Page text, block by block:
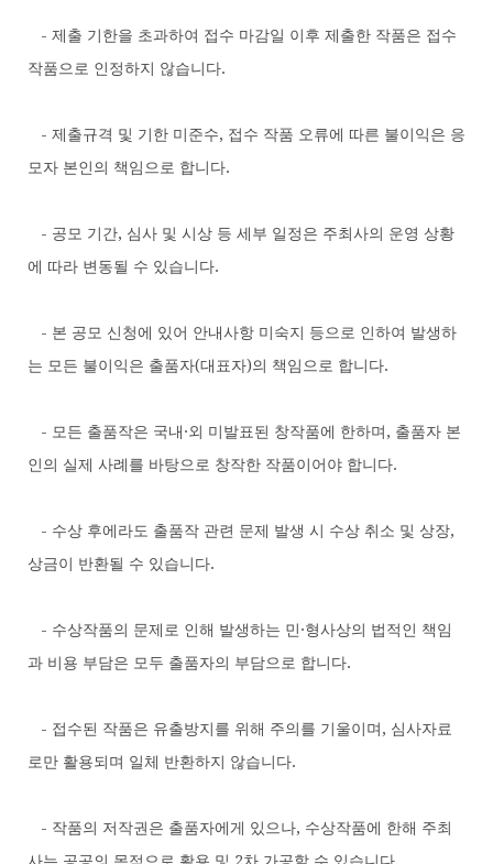
- 제출 기한을 초과하여 접수 마감일 이후 제출한 작품은 접수
작품으로 인정하지 않습니다.
- 제출규격 및 기한 미준수, 접수 작품 오류에 따른 불이익은 응
모자 본인의 책임으로 합니다.
- 공모 기간, 심사 및 시상 등 세부 일정은 주최사의 운영 상황
에 따라 변동될 수 있습니다.
- 본 공모 신청에 있어 안내사항 미숙지 등으로 인하여 발생하
는 모든 불이익은 출품자(대표자)의 책임으로 합니다.
- 모든 출품작은 국내·외 미발표된 창작품에 한하며, 출품자 본
인의 실제 사례를 바탕으로 창작한 작품이어야 합니다.
- 수상 후에라도 출품작 관련 문제 발생 시 수상 취소 및 상장,
상금이 반환될 수 있습니다.
- 수상작품의 문제로 인해 발생하는 민·형사상의 법적인 책임
과 비용 부담은 모두 출품자의 부담으로 합니다.
- 접수된 작품은 유출방지를 위해 주의를 기울이며, 심사자료
로만 활용되며 일체 반환하지 않습니다.
- 작품의 저작권은 출품자에게 있으나, 수상작품에 한해 주최